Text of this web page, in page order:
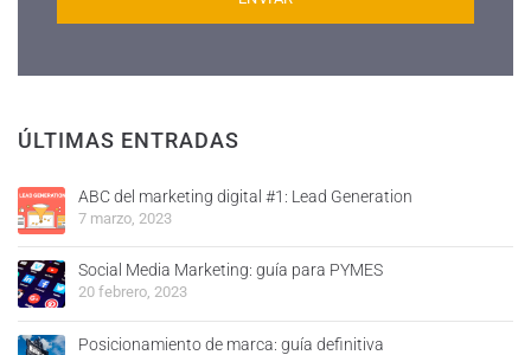
ÚLTIMAS ENTRADAS
ABC del marketing digital #1: Lead Generation
7 marzo, 2023
Social Media Marketing: guía para PYMES
20 febrero, 2023
Posicionamiento de marca: guía definitiva